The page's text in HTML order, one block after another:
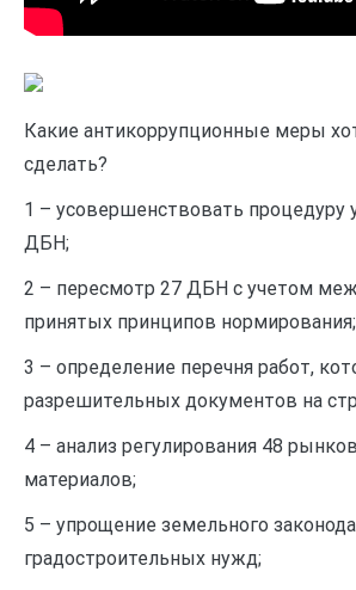
Какие антикоррупционные меры
сделать?
1 – усовершенствовать процедуру
ДБН;
2 – пересмотр 27 ДБН с учетом
принятых принципов нормирования;
3 – определение перечня работ,
разрешительных документов на
4 – анализ регулирования 48
материалов;
5 – упрощение земельного
градостроительных нужд;